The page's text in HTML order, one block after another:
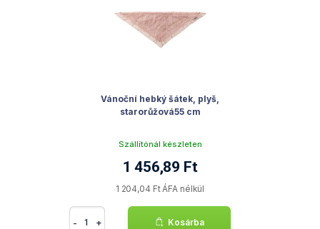
Vánoční hebký šátek, plyš,
starorůžová55 cm
Szállítónál készleten
1 456,89 Ft
1 204,04 Ft ÁFA nélkül
- + Kosárba